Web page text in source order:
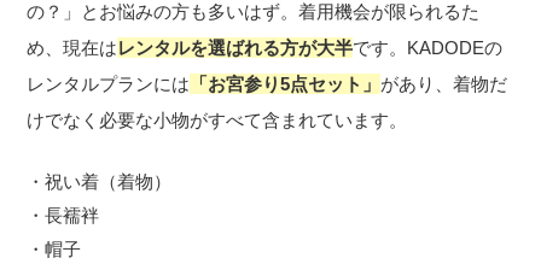
の？」とお悩みの方も多いはず。着用機会が限られるた
め、現在はレンタルを選ばれる方が大半です。KADODEの
レンタルプランには 「お宮参り5点セット」 があり、着物だ
けでなく必要な小物がすべて含まれています。
・祝い着（着物）
・長襦袢
・帽子